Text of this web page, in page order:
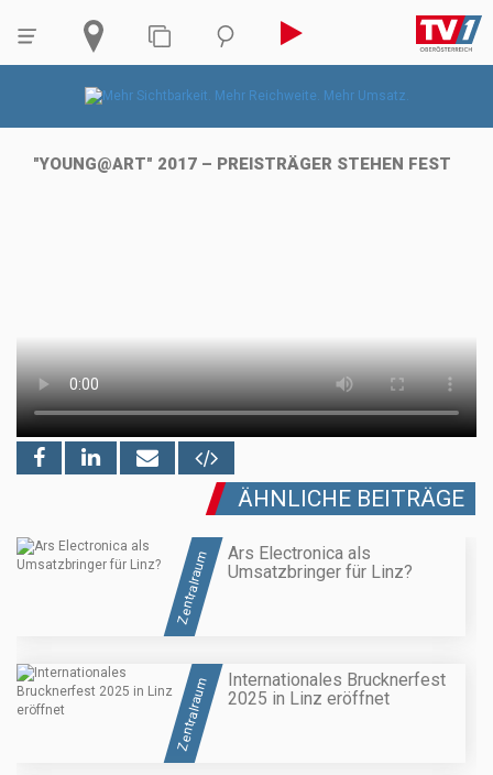
"YOUNG@ART" 2017 – PREISTRÄGER STEHEN FEST
ÄHNLICHE BEITRÄGE
Zentralraum
Ars Electronica als
Umsatzbringer für Linz?
Zentralraum
Internationales Brucknerfest
2025 in Linz eröffnet